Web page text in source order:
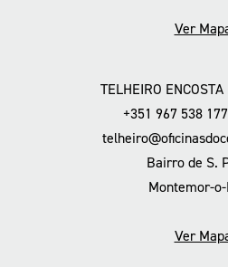
Ver
TELHEIRO ENCOSTA
+351 967 538
Bairro de S.
Montemor-
Ver